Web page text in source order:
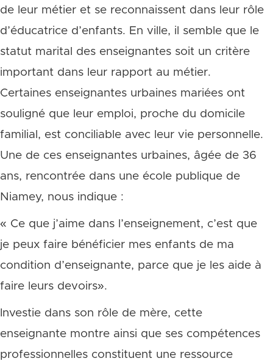
de leur métier et se reconnaissent dans leur rôle
d’éducatrice d’enfants. En ville, il semble que le
statut marital des enseignantes soit un critère
important dans leur rapport au métier.
Certaines enseignantes urbaines mariées ont
souligné que leur emploi, proche du domicile
familial, est conciliable avec leur vie personnelle.
Une de ces enseignantes urbaines, âgée de 36
ans, rencontrée dans une école publique de
Niamey, nous indique :
« Ce que j’aime dans l’enseignement, c’est que
je peux faire bénéficier mes enfants de ma
condition d’enseignante, parce que je les aide à
faire leurs devoirs».
Investie dans son rôle de mère, cette
enseignante montre ainsi que ses compétences
professionnelles constituent une ressource